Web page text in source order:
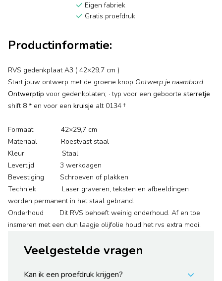
Eigen fabriek
Gratis proefdruk
Productinformatie:
RVS gedenkplaat A3 ( 42×29,7 cm )
Start jouw ontwerp met de groene knop Ontwerp je naambord.
Ontwerptip voor gedenkplaten; · typ voor een geboorte sterretje
shift 8 * en voor een kruisje alt 0134 †
Formaat 42×29,7 cm
Materiaal Roestvast staal
Kleur Staal
Levertijd 3 werkdagen
Bevestiging Schroeven of plakken
Techniek Laser graveren, teksten en afbeeldingen
worden permanent in het staal gebrand.
Onderhoud Dit RVS behoeft weinig onderhoud. Af en toe
insmeren met een dun laagje olijfolie houd het rvs extra mooi.
Veelgestelde vragen
Kan ik een proefdruk krijgen?